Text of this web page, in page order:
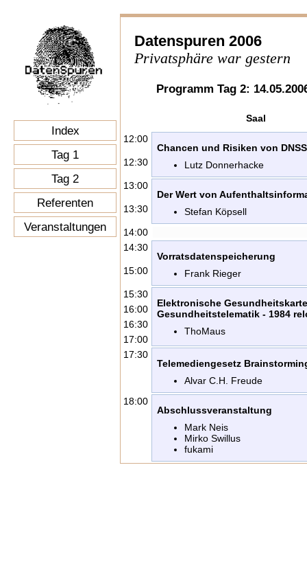
Index
Tag 1
Tag 2
Referenten
Veranstaltungen
Datenspuren 2006
Privatsphäre war gestern
Programm Tag 2:
Saal
12:00
Chancen und Risiken von
Lutz Donnerhacke
12:30
13:00
Der Wert von
Stefan Köpsell
13:30
14:00
14:30
Vorratsdatenspeicherung
Frank Rieger
15:00
15:30
Elektronische
Gesundheitstelematik - 1984
ThoMaus
16:00
16:30
17:00
17:30
Telemediengesetz
Alvar C.H. Freude
18:00
Abschlussveranstaltung
Mark Neis
Mirko Swillus
fukami